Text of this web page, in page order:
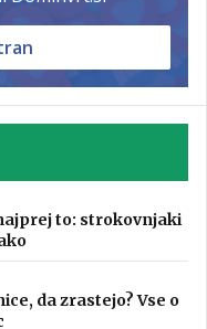
to: strokovnjaki
da zrastejo? Vse o